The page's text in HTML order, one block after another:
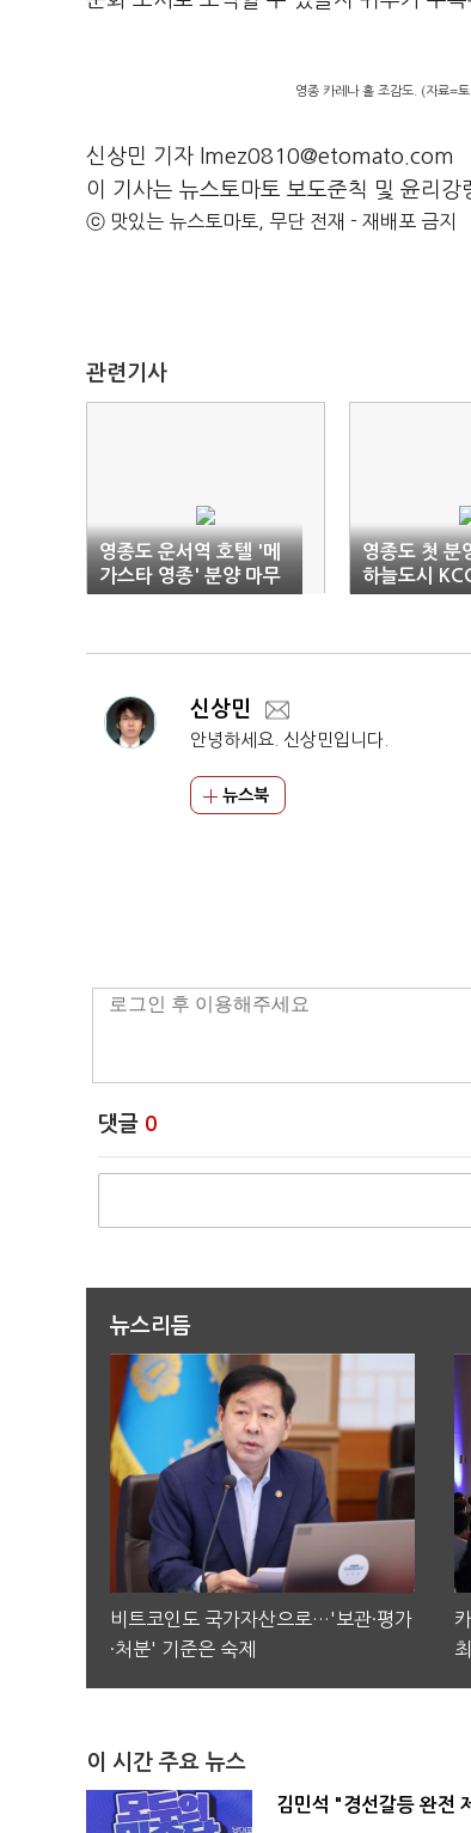
영종 카레나 홀 조감도. (자료=
신상민 기자 lmez0810@etomato.com
이 기사는 뉴스토마토 보도준칙 및 윤리강
ⓒ 맛있는 뉴스토마토, 무단 전재 - 재배포 금지
관련기사
영종도 운서역 호텔 '메
가스타 영종' 분양 마무
리 단계
영종도 첫
하늘도시
눈길
신상민
안녕하세요. 신상민입니다.
뉴스북
댓글 0
뉴스리듬
비트코인도 국가자산으로…'보관·평가
·처분' 기준은 숙제
이 시간 주요 뉴스
김민석 "경선갈등 완전